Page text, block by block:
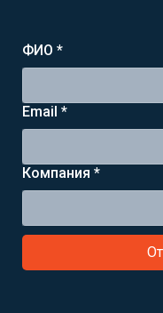
ФИО *
Email *
Компания *